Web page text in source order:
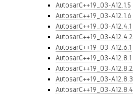
AutosarC++19_03-A12.1.5
AutosarC++19_03-A12.1.6
AutosarC++19_03-A12.4.1
AutosarC++19_03-A12.4.2
AutosarC++19_03-A12.6.1
AutosarC++19_03-A12.8.1
AutosarC++19_03-A12.8.2
AutosarC++19_03-A12.8.3
AutosarC++19_03-A12.8.4